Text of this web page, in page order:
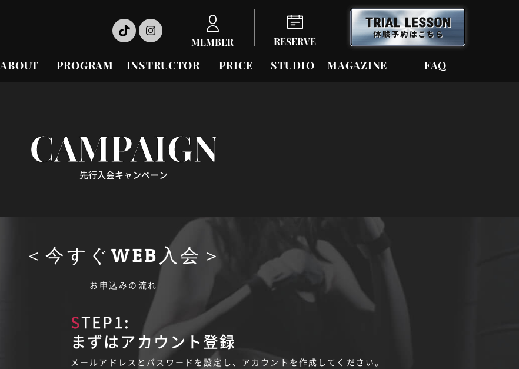
MEMBER RESERVE
ABOUT PROGRAM INSTRUCTOR PRICE STUDIO MAGAZINE FAQ
CAMPAIGN
先行入会キャンペーン
＜今すぐWEB入会＞
お申込みの流れ
STEP1:
まずはアカウント登録
メールアドレスとパスワードを設定し、アカウントを作成してください。